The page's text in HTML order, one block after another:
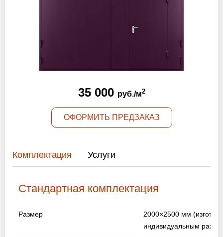
+7 (495) 767-19-79
Раменское и вся область!
35 000 руб./м2
ОФОРМИТЬ ПРЕДЗАКАЗ
Комплектация Услуги
Стандартная комплектация
Размер 2000×2500 мм
индивидуальным